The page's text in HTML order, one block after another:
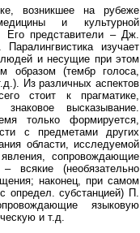
возникшее на рубеже
и культурной
представители – Дж.
изучает
и несущие при этом
образом (тембр голоса,
Из различных аспектов
стоит к прагматике,
высказывание.
только формируется,
с предметами других
области, исследуемой
сопровождающие
всякие (необязательно
наконец, при самом
определ. субстанцией) П.
языковую
и т.д.